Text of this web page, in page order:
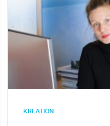
KREATION